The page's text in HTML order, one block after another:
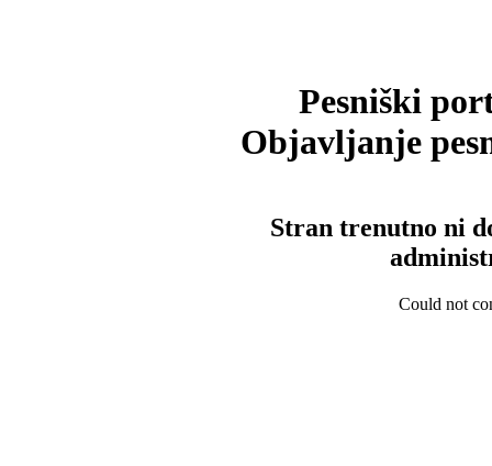
Pesniški
Objavljanje
Stran trenutno ni
Could not